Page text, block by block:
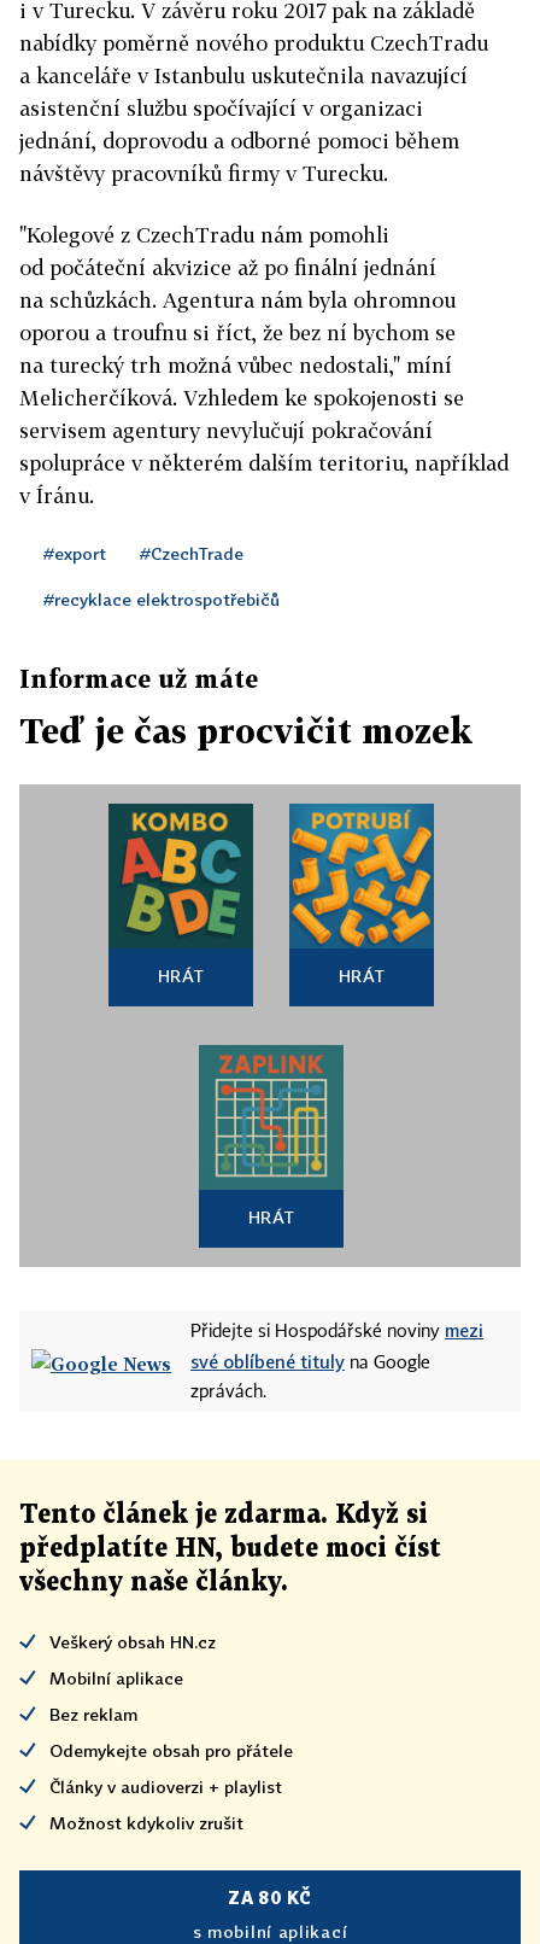
i v Turecku. V závěru roku 2017 pak na základě
nabídky poměrně nového produktu CzechTradu
a kanceláře v Istanbulu uskutečnila navazující
asistenční službu spočívající v organizaci
jednání, doprovodu a odborné pomoci během
návštěvy pracovníků firmy v Turecku.
"Kolegové z CzechTradu nám pomohli
od počáteční akvizice až po finální jednání
na schůzkách. Agentura nám byla ohromnou
oporou a troufnu si říct, že bez ní bychom se
na turecký trh možná vůbec nedostali," míní
Melicherčíková. Vzhledem ke spokojenosti se
servisem agentury nevylučují pokračování
spolupráce v některém dalším teritoriu, například
v Íránu.
#export #CzechTrade
#recyklace elektrospotřebičů
Informace už máte
Teď je čas procvičit mozek
HRÁT HRÁT
HRÁT
Přidejte si Hospodářské noviny mezi
své oblíbené tituly na Google
zprávách.
Tento článek je zdarma. Když si
předplatíte HN, budete moci číst
všechny naše články.
Veškerý obsah HN.cz
Mobilní aplikace
Bez reklam
Odemykejte obsah pro přátele
Články v audioverzi + playlist
Možnost kdykoliv zrušit
ZA 80 KČ
s mobilní aplikací